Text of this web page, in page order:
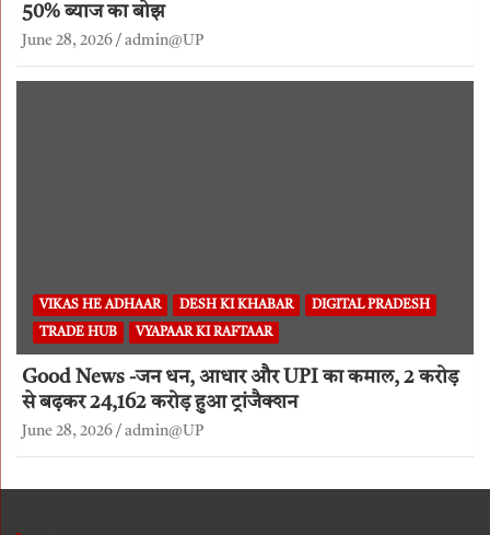
50% ब्याज का बोझ
June 28, 2026 admin@UP
VIKAS HE ADHAAR DESH KI KHABAR DIGITAL PRADESH
TRADE HUB VYAPAAR KI RAFTAAR
Good News -जन धन, आधार और UPI का कमाल, 2 करोड़
से बढ़कर 24,162 करोड़ हुआ ट्रांजैक्शन
June 28, 2026 admin@UP